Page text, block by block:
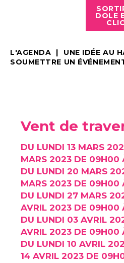
DOLE
CLIC
L'AGENDA
UNE IDÉE AU
SOUMETTRE UN
Vent de
DU LUNDI 13 MARS
MARS 2023 DE 09H00
DU LUNDI 20 MARS
MARS 2023 DE 09H00
DU LUNDI 27 MARS
AVRIL 2023 DE 09H00
DU LUNDI 03 AVRIL
AVRIL 2023 DE 09H00
DU LUNDI 10 AVRIL
14 AVRIL 2023 DE